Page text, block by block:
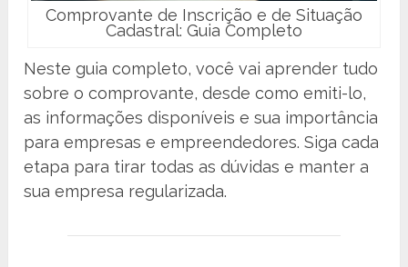
Comprovante de Inscrição e de Situação
Cadastral: Guia Completo
Neste guia completo, você vai aprender tudo
sobre o comprovante, desde como emiti-lo,
as informações disponíveis e sua importância
para empresas e empreendedores. Siga cada
etapa para tirar todas as dúvidas e manter a
sua empresa regularizada.